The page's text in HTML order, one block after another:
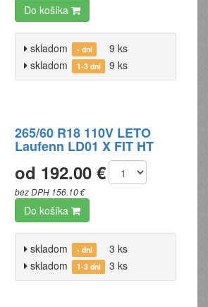
Do košíka
skladom - dní
9 ks
skladom
1-3 dni 9 ks
265/60 R18 110V LETO
Laufenn LD01 X FIT HT
od 192.00 €
bez DPH 156.10 €
Do košíka
skladom - dní
3 ks
skladom
1-3 dni 3 ks